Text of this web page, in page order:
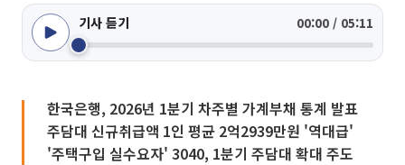
기사 듣기 00:00 / 05:11
한국은행, 2026년 1분기 차주별 가계부채 통계 발표
주담대 신규취급액 1인 평균 2억2939만원 '역대급'
'주택구입 실수요자' 3040, 1분기 주담대 확대 주도